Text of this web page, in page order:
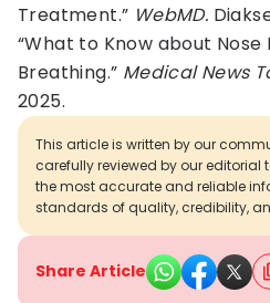
Treatment.” WebMD.
“What to Know about
Breathing.” Medical News
2025.
This article is written by our
carefully reviewed by our editorial
the most accurate and reliable
standards of quality, credibility,
Share Article